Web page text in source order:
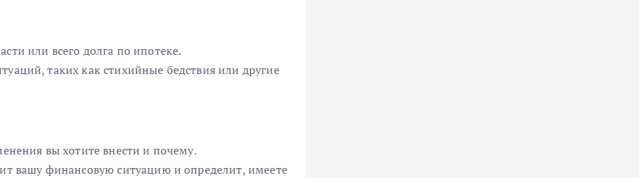
или всего долга по ипотеке.
таких как стихийные бедствия или другие
вы хотите внести и почему.
вашу финансовую ситуацию и определит, имеете